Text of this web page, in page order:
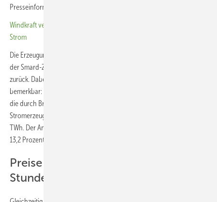
Presseinformation der Bundesnetzagentur.
Windkraft verfehlt Rekordernte knapp, erzeugte aber konstanter
Strom
Die Erzeugung aus konventionellen Energieträgern ging hingegen laut
der Smard-Zahlen um fast elf Prozent auf insgesamt 176,8 TWh
zurück. Dabei macht sich bereits der beginnende Kohlausstieg
bemerkbar: Die Erzeugung durch Steinkohle war um 31,2 Prozent und
die durch Braunkohle um 8,8 Prozent geringer als 2023. Die
Stromerzeugung aus Erdgas stieg hingegen um 8,6 Prozent auf 56,9
TWh. Der Anteil von Erdgas an der Gesamterzeugung stieg leicht auf
13,2 Prozent, Braunkohle lieferte 16,4 Prozent, Steinkohle.
Preise sinken, mehr negative
Stunden